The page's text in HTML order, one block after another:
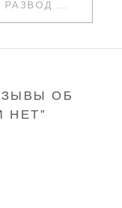
ОБ
НЕТ”